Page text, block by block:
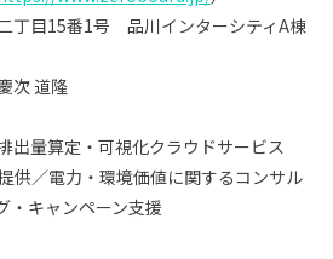
丁目15番1号 品川インターシティA棟
次 道隆
出量算定・可視化クラウドサービス
供／電力・環境価値に関するコンサル
・キャンペーン支援